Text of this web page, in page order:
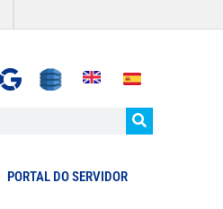
PORTAL DO SERVIDOR